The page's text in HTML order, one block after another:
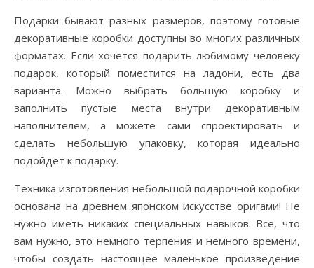
Подарки бывают разных размеров, поэтому готовые
декоративные коробки доступны во многих различных
форматах. Если хочется подарить любимому человеку
подарок, который поместится на ладони, есть два
варианта. Можно выбрать большую коробку и
заполнить пустые места внутри декоративным
наполнителем, а можете сами спроектировать и
сделать небольшую упаковку, которая идеально
подойдет к подарку.
Техника изготовления небольшой подарочной коробки
основана на древнем японском искусстве оригами! Не
нужно иметь никаких специальных навыков. Все, что
вам нужно, это немного терпения и немного времени,
чтобы создать настоящее маленькое произведение